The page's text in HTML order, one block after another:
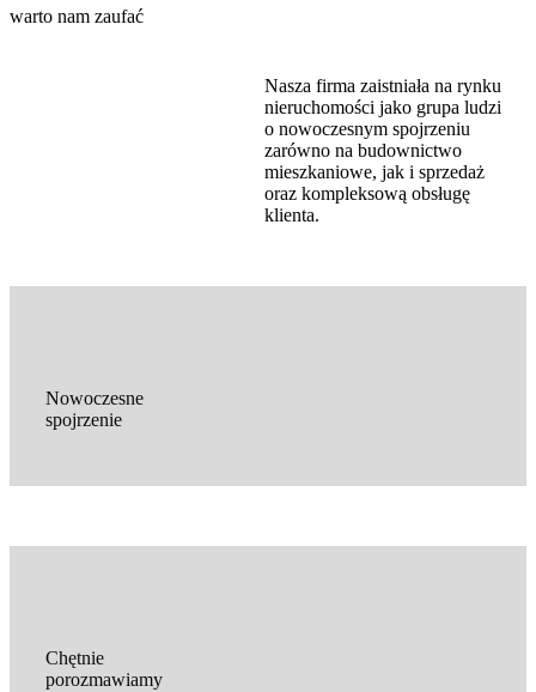
warto nam zaufać
Nasza firma zaistniała na rynku
nieruchomości jako grupa ludzi
o nowoczesnym spojrzeniu
zarówno na budownictwo
mieszkaniowe, jak i sprzedaż
oraz kompleksową obsługę
klienta.
Nowoczesne
spojrzenie
Chętnie
porozmawiamy